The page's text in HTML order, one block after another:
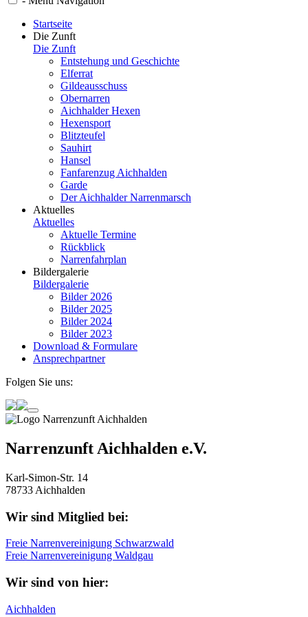
Startseite
Die Zunft
Die Zunft
Entstehung und Geschichte
Elferrat
Gildeausschuss
Obernarren
Aichhalder Hexen
Hexensport
Blitzteufel
Sauhirt
Hansel
Fanfarenzug Aichhalden
Garde
Der Aichhalder Narrenmarsch
Aktuelles
Aktuelles
Aktuelle Termine
Rückblick
Narrenfahrplan
Bildergalerie
Bildergalerie
Bilder 2026
Bilder 2025
Bilder 2024
Bilder 2023
Download & Formulare
Ansprechpartner
Folgen Sie uns:
Narrenzunft Aichhalden e.V.
Karl-Simon-Str. 14
78733 Aichhalden
Wir sind Mitglied bei:
Freie Narrenvereinigung Schwarzwald
Freie Narrenvereinigung Waldgau
Wir sind von hier:
Aichhalden